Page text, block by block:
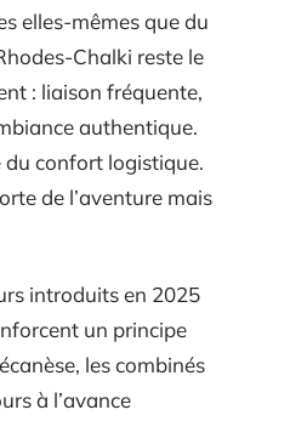
elles-mêmes que du
Chalki reste le
: liaison fréquente,
authentique.
confort logistique.
de l’aventure mais
introduits en 2025
un principe
les combinés
à l’avance